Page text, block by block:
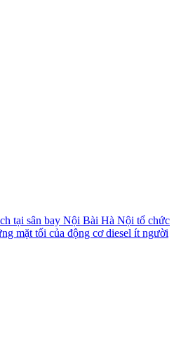
tại sân bay Nội Bài Hà Nội tổ chức
mặt tối của động cơ diesel ít người